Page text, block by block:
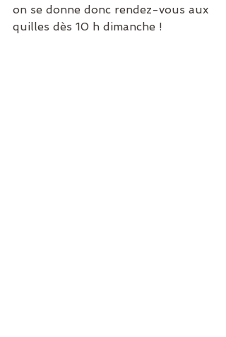
on se donne donc rendez-vous aux
quilles dès 10 h dimanche !